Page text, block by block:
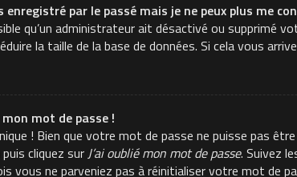
enregistré par le passé mais je ne peux plus me
qu’un administrateur ait désactivé ou supprimé
la taille de la base de données. Si cela vous
mon mot de passe !
! Bien que votre mot de passe ne puisse pas
cliquez surJ’ai oublié mon mot de passe. Suivez
vous ne parveniez pas à réinitialiser votre mot de